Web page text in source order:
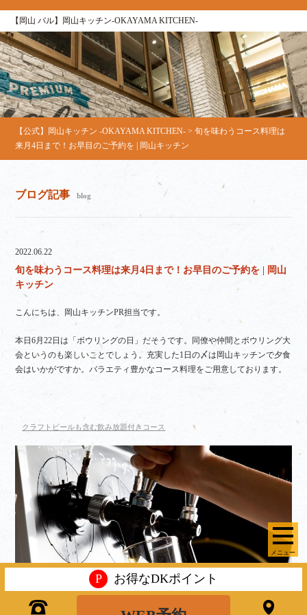
【岡山 バル】岡山キッチン‐OKAYAMA KITCHEN‐
メニュー
【公式】岡山キッチン ‐OKAYAMA KITCHEN‐ >旬を味わうコース料理は
来月4日まで！お早目のご予約を | 岡山キッチン
ブログ記事 blog
2022.06.22
旬を味わうコース料理は来月4日まで！お早目のご予約を | 岡山
キッチン
こんにちは、岡山キッチンPR担当です。
本日6月22日は「ボウリングの日」だそうです。同僚や仲間とボウリング大
会というのも楽しいことでしょう。充実した1日の〆は岡山キッチンで夕食
会はいかがですか。バラエティ豊かなコース料理をご用意しております。
クラフトビールも含む飲み放題付きコース
P お得なDKポイント